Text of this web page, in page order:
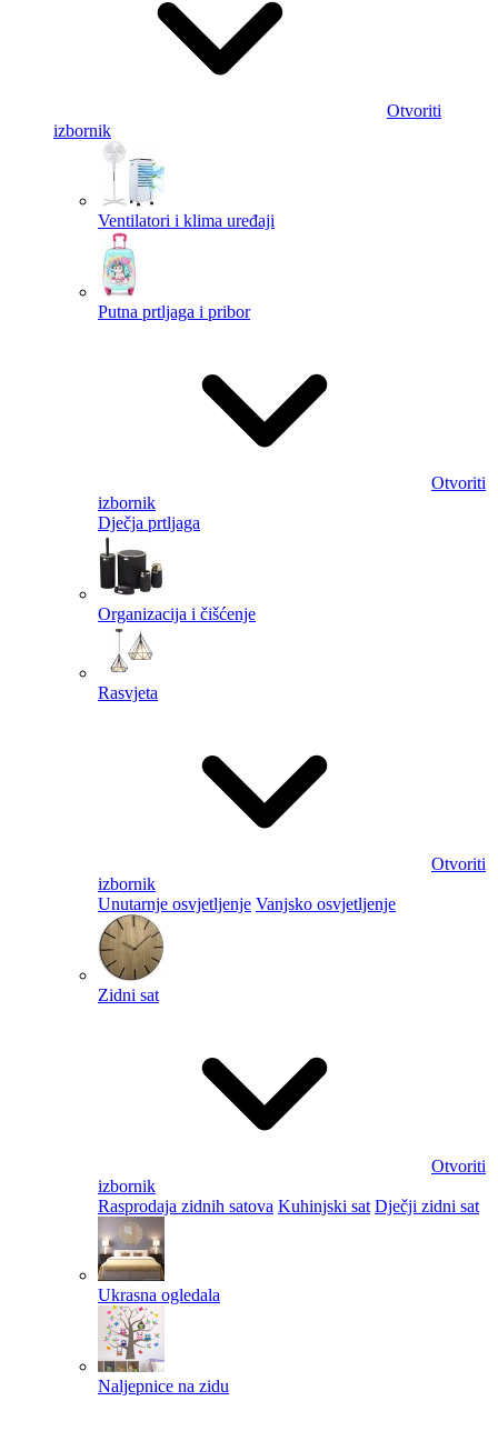
Otvoriti
izbornik
Ventilatori i klima uređaji
Putna prtljaga i pribor
Otvoriti
izbornik
Dječja prtljaga
Organizacija i čišćenje
Rasvjeta
Otvoriti
izbornik
Unutarnje osvjetljenje Vanjsko osvjetljenje
Zidni sat
Otvoriti
izbornik
Rasprodaja zidnih satova Kuhinjski sat Dječji zidni sat
Ukrasna ogledala
Naljepnice na zidu